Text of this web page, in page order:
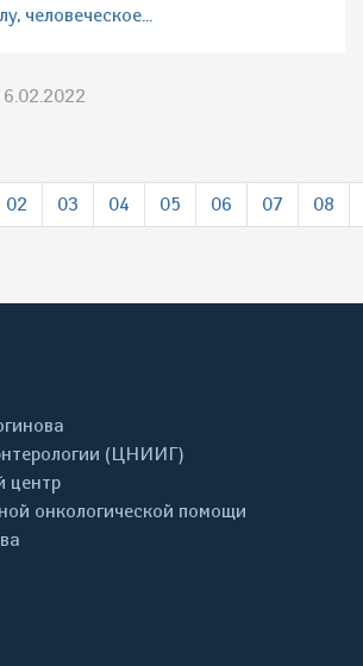
человеческое...
02 03 04 05 06 07 08
(ЦНИИГ)
центр
онкологической помощи